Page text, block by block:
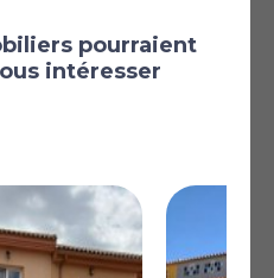
LA CARTE
pourraient
intéresser